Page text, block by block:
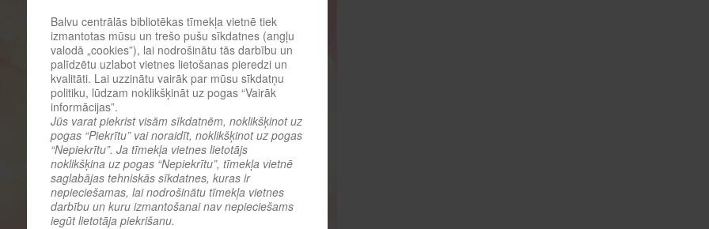
Balvu centrālās bibliotēkas tīmekļa vietnē tiek
izmantotas mūsu un trešo pušu sīkdatnes (angļu
valodā „cookies”), lai nodrošinātu tās darbību un
palīdzētu uzlabot vietnes lietošanas pieredzi un
kvalitāti. Lai uzzinātu vairāk par mūsu sīkdatņu
politiku, lūdzam noklikšķināt uz pogas “Vairāk
informācijas”.
Jūs varat piekrist visām sīkdatnēm, noklikšķinot uz
pogas “Piekrītu” vai noraidīt, noklikšķinot uz pogas
“Nepiekrītu”. Ja tīmekļa vietnes lietotājs
noklikšķina uz pogas “Nepiekrītu”, tīmekļa vietnē
saglabājas tehniskās sīkdatnes, kuras ir
nepieciešamas, lai nodrošinātu tīmekļa vietnes
darbību un kuru izmantošanai nav nepieciešams
iegūt lietotāja piekrišanu.